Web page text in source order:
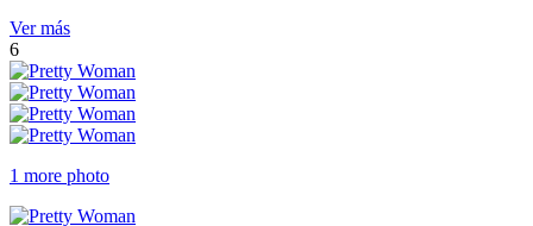
Ver más
6
1 more photo